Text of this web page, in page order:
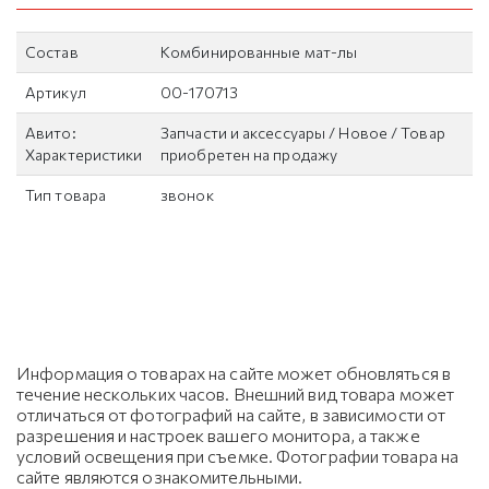
Состав Комбинированные мат-лы
Артикул 00-170713
Авито:
Характеристики
Запчасти и аксессуары / Новое / Товар
приобретен на продажу
Тип товара звонок
Информация о товарах на сайте может обновляться в
течение нескольких часов. Внешний вид товара может
отличаться от фотографий на сайте, в зависимости от
разрешения и настроек вашего монитора, а также
условий освещения при съемке. Фотографии товара на
сайте являются ознакомительными.